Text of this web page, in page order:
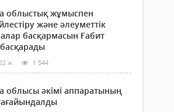
облыстық жұмыспен
және әлеуметтік
басқармасын Ғабит
ж. 1 544
облысы әкімі аппаратының